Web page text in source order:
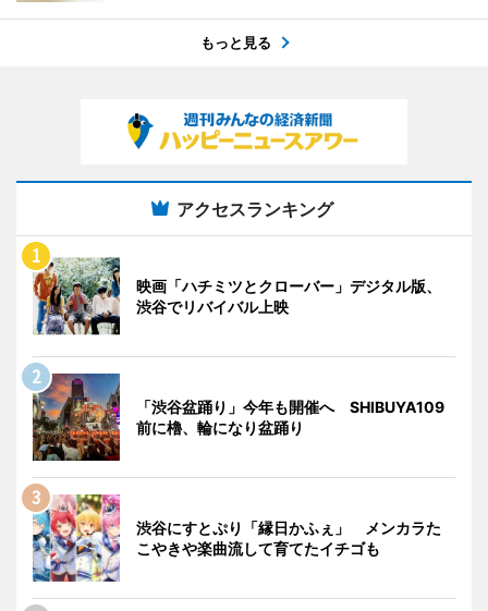
もっと見る
アクセスランキング
映画「ハチミツとクローバー」デジタル版、
渋谷でリバイバル上映
「渋谷盆踊り」今年も開催へ SHIBUYA109
前に櫓、輪になり盆踊り
渋谷にすとぷり「縁日かふぇ」 メンカラた
こやきや楽曲流して育てたイチゴも